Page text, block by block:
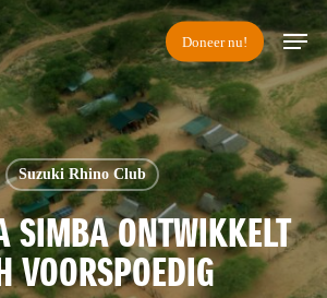
Doneer nu!
Menu
Suzuki Rhino Club
SIMBA ONTWIKKELT
VOORSPOEDIG